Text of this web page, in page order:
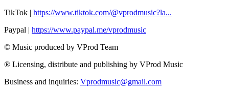
TikTok | https://www.tiktok.com/@vprodmusic?la...
Paypal | https://www.paypal.me/vprodmusic
© Music produced by VProd Team
® Licensing, distribute and publishing by VProd Music
Business and inquiries: Vprodmusic@gmail.com